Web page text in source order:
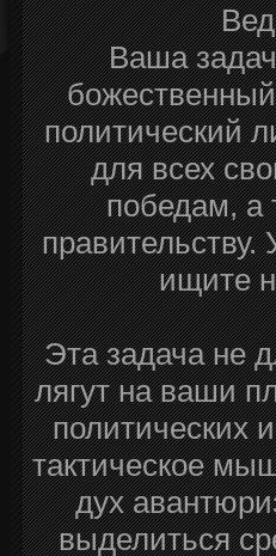
Ваша
политический
для всех
победам, а
правительству.
ищите
Эта задача не
лягут на ваши
политических
тактическое
дух
выделиться